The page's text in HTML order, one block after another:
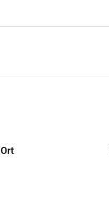
Ort